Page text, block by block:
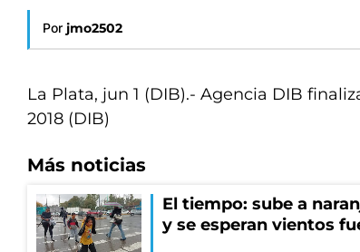
Por jmo2502
La Plata, jun 1 (DIB).- Agencia DIB
2018 (DIB)
Más noticias
El tiempo: sube a
y se esperan vientos